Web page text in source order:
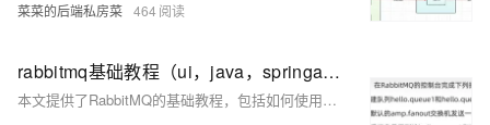
菜菜的后端私房菜 464
rabbitmq基础教程（ui，java，springamqp）
本文提供了RabbitMQ的基础教程，包括如何使用UI创建队列和交换机、Java代码操作RabbitMQ、Spring AMQP进行消息发送和接收，以及如何使用不同的交换机类型（fanout、direct、topic）进行消息路由。